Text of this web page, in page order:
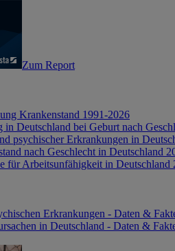
Zum Report
Krankenstand 1991-2026
in Deutschland bei Geburt nach
psychischer Erkrankungen in
nach Geschlecht in Deutschland
für Arbeitsunfähigkeit in Deutschland
Erkrankungen - Daten &
in Deutschland - Daten &